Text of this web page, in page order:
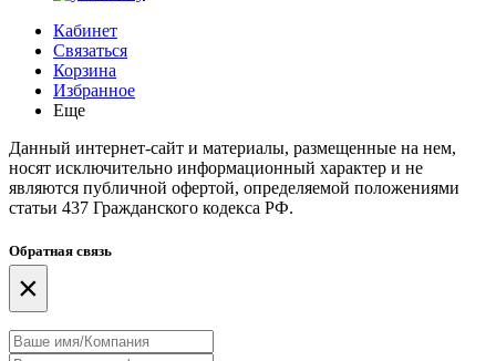
Кабинет
Связаться
Корзина
Избранное
Еще
Данный интернет-сайт и материалы, размещенные на нем,
носят исключительно информационный характер и не
являются публичной офертой, определяемой положениями
статьи 437 Гражданского кодекса РФ.
Обратная связь
×